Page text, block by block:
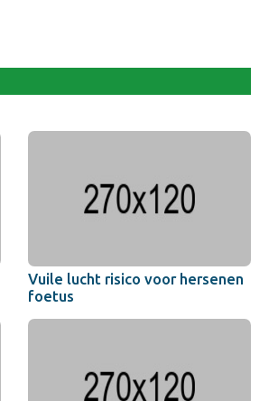
Vuile lucht risico voor hersenen
foetus